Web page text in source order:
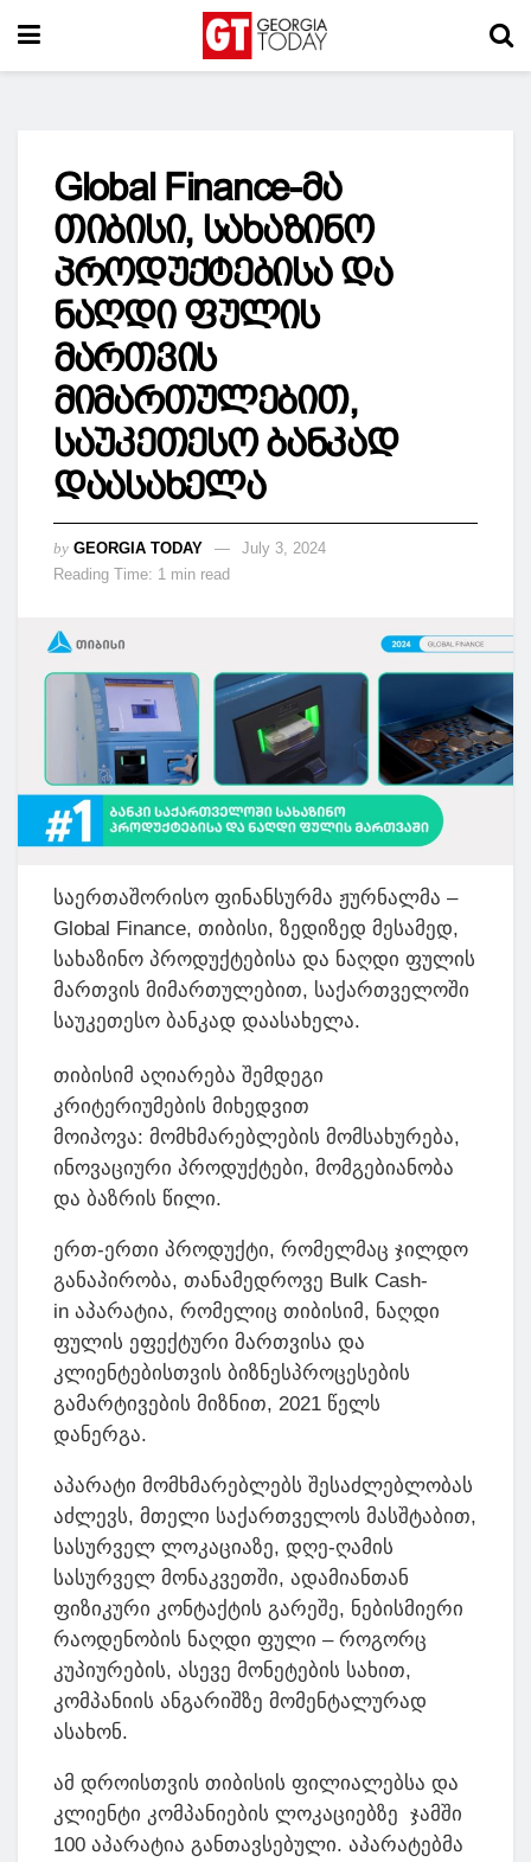
Global Finance-მა
თიბისი, სახაზინო
პროდუქტებისა და
ნაღდი ფულის
მართვის
მიმართულებით,
საუკეთესო ბანკად
დაასახელა
by GEORGIA TODAY
July 3, 2024
Reading Time: 1 min read
საერთაშორისო ფინანსურმა ჟურნალმა –
Global Finance, თიბისი, ზედიზედ მესამედ,
სახაზინო პროდუქტებისა და ნაღდი ფულის
მართვის მიმართულებით, საქართველოში
საუკეთესო ბანკად დაასახელა.
თიბისიმ აღიარება შემდეგი
კრიტერიუმების მიხედვით
მოიპოვა: მომხმარებლების მომსახურება,
ინოვაციური პროდუქტები, მომგებიანობა
და ბაზრის წილი.
ერთ-ერთი პროდუქტი, რომელმაც ჯილდო
განაპირობა, თანამედროვე Bulk Cash-
in აპარატია, რომელიც თიბისიმ, ნაღდი
ფულის ეფექტური მართვისა და
კლიენტებისთვის ბიზნესპროცესების
გამარტივების მიზნით, 2021 წელს
დანერგა.
აპარატი მომხმარებლებს შესაძლებლობას
აძლევს, მთელი საქართველოს მასშტაბით,
სასურველ ლოკაციაზე, დღე-ღამის
სასურველ მონაკვეთში, ადამიანთან
ფიზიკური კონტაქტის გარეშე, ნებისმიერი
რაოდენობის ნაღდი ფული – როგორც
კუპიურების, ასევე მონეტების სახით,
კომპანიის ანგარიშზე მომენტალურად
ასახონ.
ამ დროისთვის თიბისის ფილიალებსა და
კლიენტი კომპანიების ლოკაციებზე ჯამში
100 აპარატია განთავსებული. აპარატებმა